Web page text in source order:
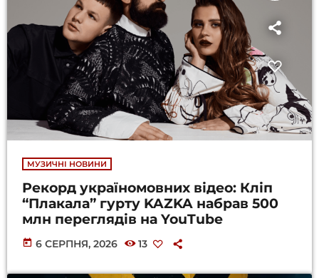
МУЗИЧНІ НОВИНИ
Рекорд україномовних відео: Кліп
“Плакала” гурту KAZKA набрав 500
млн переглядів на YouTube
today 6 СЕРПНЯ, 2026 13